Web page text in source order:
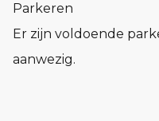
Parkeren
Er zijn voldoende
aanwezig.